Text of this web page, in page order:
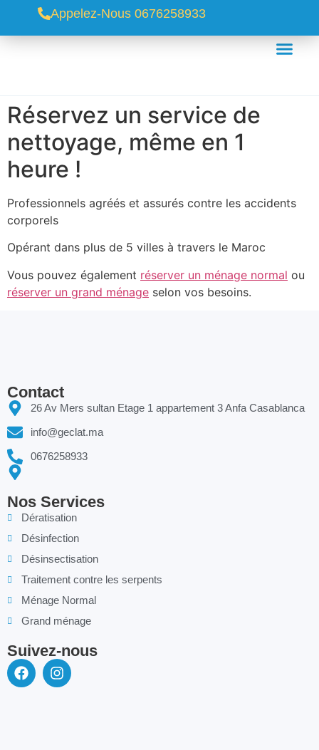
Appelez-Nous 0676258933
Réservez un service de
nettoyage, même en 1
heure !
Professionnels agréés et assurés contre les accidents
corporels
Opérant dans plus de 5 villes à travers le Maroc
Vous pouvez également réserver un ménage normal ou
réserver un grand ménage selon vos besoins.
Contact
26 Av Mers sultan Etage 1 appartement 3 Anfa Casablanca
info@geclat.ma
0676258933
Nos Services
Dératisation
Désinfection
Désinsectisation
Traitement contre les serpents
Ménage Normal
Grand ménage
Suivez-nous